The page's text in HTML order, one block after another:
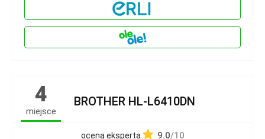
4
miejsce
BROTHER HL-L6410DN
ocena eksperta 9.0/10